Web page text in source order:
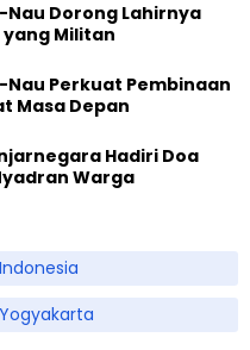
Dorong Lahirnya
Militan
Perkuat Pembinaan
Masa Depan
Hadiri Doa
Warga
Indonesia
Yogyakarta